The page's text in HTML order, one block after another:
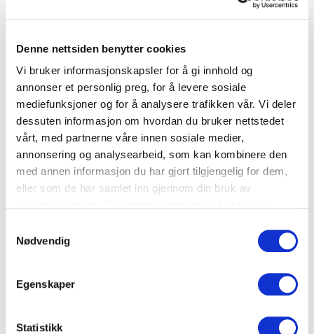
Denne nettsiden benytter cookies
Vi bruker informasjonskapsler for å gi innhold og
annonser et personlig preg, for å levere sosiale
mediefunksjoner og for å analysere trafikken vår. Vi deler
dessuten informasjon om hvordan du bruker nettstedet
vårt, med partnerne våre innen sosiale medier,
annonsering og analysearbeid, som kan kombinere den
med annen informasjon du har gjort tilgjengelig for dem,
eller som de har samlet inn gjennom din bruk av
Nødvendig
Egenskaper
Statistikk
Purre med enkel hollandaise